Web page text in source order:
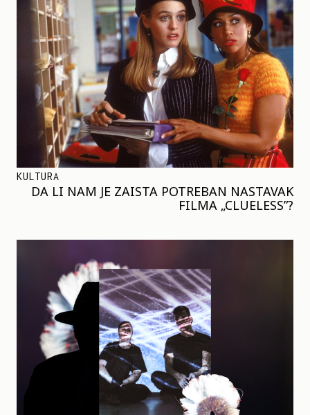
KULTURA
DA LI NAM JE ZAISTA POTREBAN NASTAVAK
FILMA „CLUELESS”?